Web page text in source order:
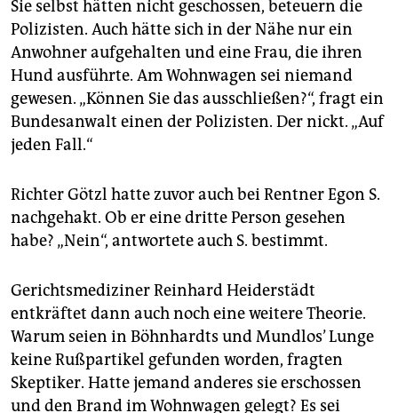
Sie selbst hätten nicht geschossen, beteuern die
Polizisten. Auch hätte sich in der Nähe nur ein
Anwohner aufgehalten und eine Frau, die ihren
Hund ausführte. Am Wohnwagen sei niemand
gewesen. „Können Sie das ausschließen?“, fragt ein
Bundesanwalt einen der Polizisten. Der nickt. „Auf
jeden Fall.“
Richter Götzl hatte zuvor auch bei Rentner Egon S.
nachgehakt. Ob er eine dritte Person gesehen
habe? „Nein“, antwortete auch S. bestimmt.
Gerichtsmediziner Reinhard Heiderstädt
entkräftet dann auch noch eine weitere Theorie.
Warum seien in Böhnhardts und Mundlos’ Lunge
keine Rußpartikel gefunden worden, fragten
Skeptiker. Hatte jemand anderes sie erschossen
und den Brand im Wohnwagen gelegt? Es sei